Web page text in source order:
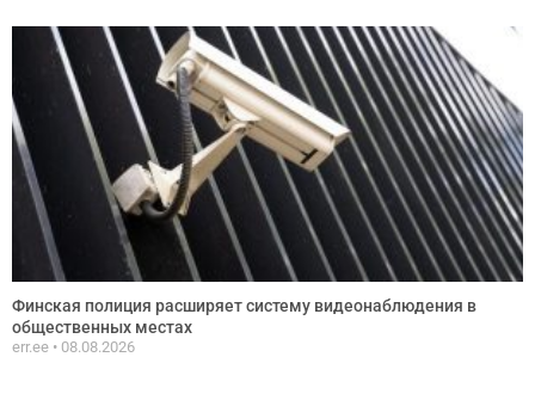
Финская полиция расширяет систему видеонаблюдения в
общественных местах
err.ee 08.08.2026